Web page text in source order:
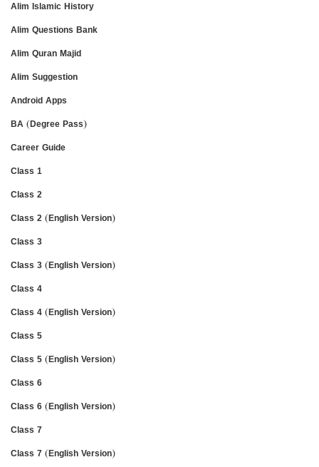
Alim Islamic History
Alim Questions Bank
Alim Quran Majid
Alim Suggestion
Android Apps
BA (Degree Pass)
Career Guide
Class 1
Class 2
Class 2 (English Version)
Class 3
Class 3 (English Version)
Class 4
Class 4 (English Version)
Class 5
Class 5 (English Version)
Class 6
Class 6 (English Version)
Class 7
Class 7 (English Version)